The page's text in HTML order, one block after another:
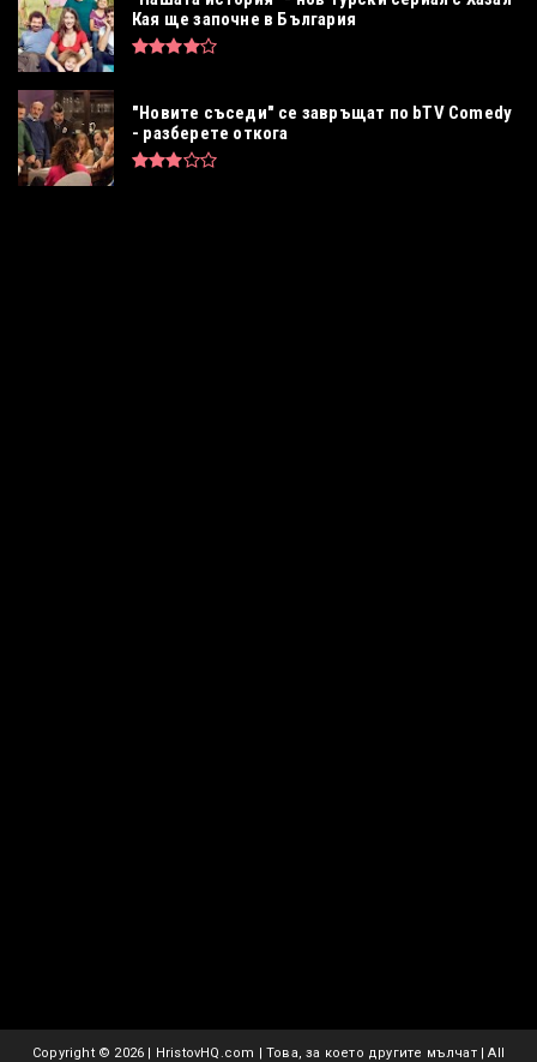
Кая ще започне в България
"Новите съседи" се завръщат по bTV Comedy
- разберете откога
Copyright © 2026 | HristovHQ.com | Това, за което другите мълчат | All